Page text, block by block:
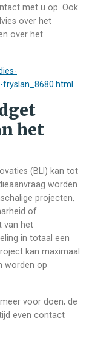
met u op. Ook
over het
over het
het
(BLI) kan tot
worden
projecten,
of
van het
in totaal een
kan maximaal
worden op
voor doen; de
even contact